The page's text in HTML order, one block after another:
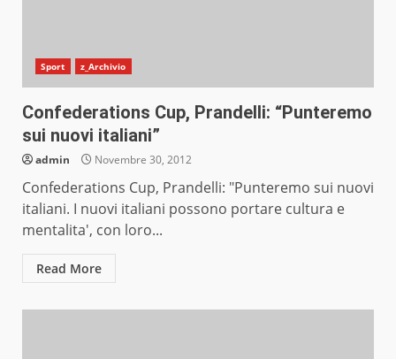
Sport z_Archivio
Confederations Cup, Prandelli: “Punteremo
sui nuovi italiani”
admin Novembre 30, 2012
Confederations Cup, Prandelli: "Punteremo sui nuovi
italiani. I nuovi italiani possono portare cultura e
mentalita', con loro...
Read More